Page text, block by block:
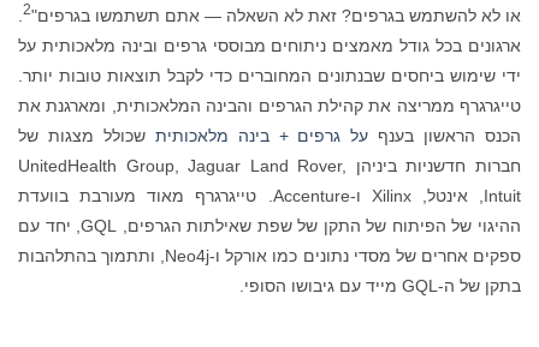
או לא להשתמש בגרפים? זאת לא השאלה — אתם תשתמשו בגרפים"2
ארגונים בכל גודל מאמצים ניתוחים מבוססי גרפים ובינה מלאכותית על
ידי שימוש ביחסים שבנתונים המחוברים כדי לקבל תוצאות טובות יותר.
טייגרגרף ממריצה את קהילת הגרפים והבינה המלאכותית, ומארגנת את
הכנס הראשון בענף על גרפים + בינה מלאכותית שכולל מצגות של
חברות חדשניות ביניהן UnitedHealth Group, Jaguar Land Rover,
Intuit, אינטל, Xilinx ו-Accenture. טייגרגרף מאוד מעורבת בוועדת
ההיגוי של הפיתוח של התקן של שפת שאילתות הגרפים, GQL, יחד עם
ספקים אחרים של מסדי נתונים כמו אורקל ו-Neo4j, ותתמוך בהתלהבות
בתקן של ה-GQL מייד עם גיבושו הסופי.